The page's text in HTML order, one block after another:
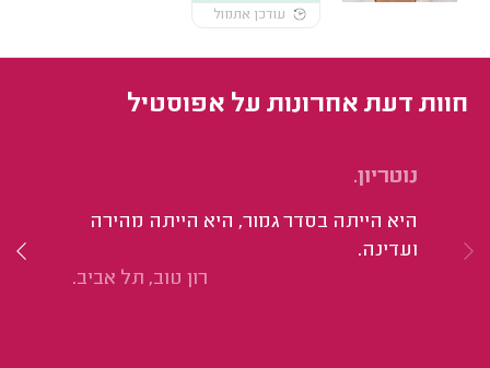
עודכן אתמול
חוות דעת אחרונות על אפוסטיל
נוטריון.
היא הייתה בסדר גמור, היא הייתה מהירה
ועדינה.
רון טוב, תל אביב.